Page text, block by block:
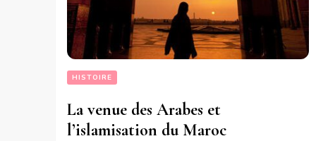
HISTOIRE
La venue des Arabes et
l’islamisation du Maroc